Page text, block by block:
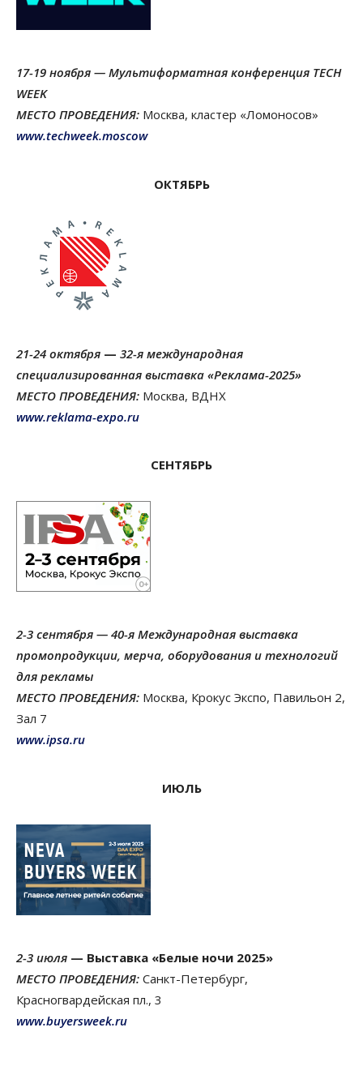
17-19 ноября — Мультиформатная конференция TECH
WEEK
МЕСТО ПРОВЕДЕНИЯ: Москва, кластер «Ломоносов»
www.techweek.moscow
ОКТЯБРЬ
21-24 октября — 32-я международная
специализированная выставка «Реклама-2025»
МЕСТО ПРОВЕДЕНИЯ: Москва, ВДНХ
www.reklama-expo.ru
СЕНТЯБРЬ
2-3 сентября — 40-я Международная выставка
промопродукции, мерча, оборудования и технологий
для рекламы
МЕСТО ПРОВЕДЕНИЯ: Москва, Крокус Экспо, Павильон 2,
Зал 7
www.ipsa.ru
ИЮЛЬ
2-3 июля — Выставка «Белые ночи 2025»
МЕСТО ПРОВЕДЕНИЯ: Санкт-Петербург,
Красногвардейская пл., 3
www.buyersweek.ru